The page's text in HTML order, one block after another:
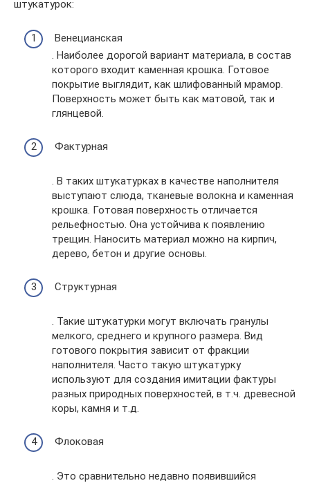
штукатурок:
Венецианская
. Наиболее дорогой вариант материала, в состав
которого входит каменная крошка. Готовое
покрытие выглядит, как шлифованный мрамор.
Поверхность может быть как матовой, так и
глянцевой.
Фактурная
. В таких штукатурках в качестве наполнителя
выступают слюда, тканевые волокна и каменная
крошка. Готовая поверхность отличается
рельефностью. Она устойчива к появлению
трещин. Наносить материал можно на кирпич,
дерево, бетон и другие основы.
Структурная
. Такие штукатурки могут включать гранулы
мелкого, среднего и крупного размера. Вид
готового покрытия зависит от фракции
наполнителя. Часто такую штукатурку
используют для создания имитации фактуры
разных природных поверхностей, в т.ч. древесной
коры, камня и т.д.
Флоковая
. Это сравнительно недавно появившийся